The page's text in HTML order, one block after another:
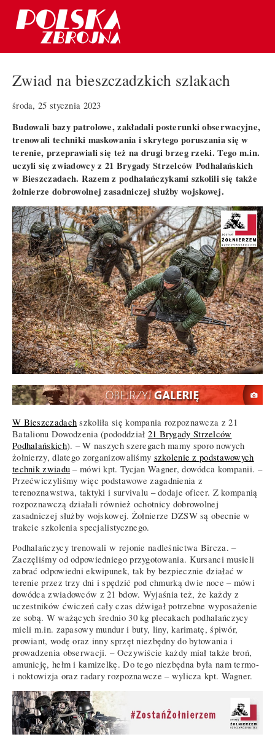
Zwiad na bieszczadzkich szlakach
środa, 25 stycznia 2023
Budowali bazy patrolowe, zakładali posterunki obserwacyjne,
trenowali techniki maskowania i skrytego poruszania się w
terenie, przeprawiali się też na drugi brzeg rzeki. Tego m.in.
uczyli się zwiadowcy z 21 Brygady Strzelców Podhalańskich
w Bieszczadach. Razem z podhalańczykami szkolili się także
żołnierze dobrowolnej zasadniczej służby wojskowej.
W Bieszczadach szkoliła się kompania rozpoznawcza z 21
Batalionu Dowodzenia (pododdział 21 Brygady Strzelców
Podhalańskich). – W naszych szeregach mamy sporo nowych
żołnierzy, dlatego zorganizowaliśmy szkolenie z podstawowych
technik zwiadu – mówi kpt. Tycjan Wagner, dowódca kompanii. –
Przećwiczyliśmy więc podstawowe zagadnienia z
terenoznawstwa, taktyki i survivalu – dodaje oficer. Z kompanią
rozpoznawczą działali również ochotnicy dobrowolnej
zasadniczej służby wojskowej. Żołnierze DZSW są obecnie w
trakcie szkolenia specjalistycznego.
Podhalańczycy trenowali w rejonie nadleśnictwa Bircza. –
Zaczęliśmy od odpowiedniego przygotowania. Kursanci musieli
zabrać odpowiedni ekwipunek, tak by bezpiecznie działać w
terenie przez trzy dni i spędzić pod chmurką dwie noce – mówi
dowódca zwiadowców z 21 bdow. Wyjaśnia też, że każdy z
uczestników ćwiczeń cały czas dźwigał potrzebne wyposażenie
ze sobą. W ważących średnio 30 kg plecakach podhalańczycy
mieli m.in. zapasowy mundur i buty, liny, karimatę, śpiwór,
prowiant, wodę oraz inny sprzęt niezbędny do bytowania i
prowadzenia obserwacji. – Oczywiście każdy miał także broń,
amunicję, hełm i kamizelkę. Do tego niezbędna była nam termo-
i noktowizja oraz radary rozpoznawcze – wylicza kpt. Wagner.